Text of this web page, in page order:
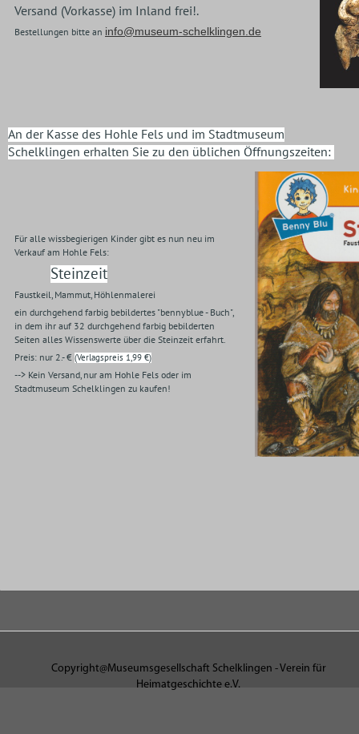
Versand (Vorkasse) im Inland frei!.
Bestellungen bitte an info@museum-schelklingen.de
An der Kasse des Hohle Fels und im Stadtmuseum
Schelklingen erhalten Sie zu den üblichen Öffnungszeiten:
Für alle wissbegierigen Kinder gibt es nun neu im
Verkauf am Hohle Fels:
Steinzeit
Faustkeil, Mammut, Höhlenmalerei
ein durchgehend farbig bebildertes "bennyblue - Buch",
in dem ihr auf 32 durchgehend farbig bebilderten
Seiten alles Wissenswerte über die Steinzeit erfahrt.
Preis: nur 2.- € (Verlagspreis 1,99 €)
--> Kein Versand, nur am Hohle Fels oder im
Stadtmuseum Schelklingen zu kaufen!
Copyright@Museumsgesellschaft Schelklingen - Verein für
Heimatgeschichte e.V.